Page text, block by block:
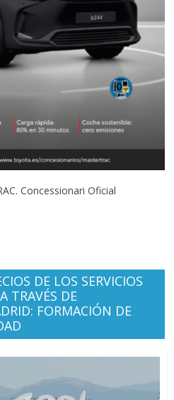
Concessionari Oficial
DE LOS SERVICIOS
TRAVÉS DE
FORMACIÓN DE